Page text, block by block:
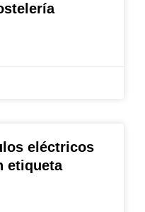
eléctricos
etiqueta